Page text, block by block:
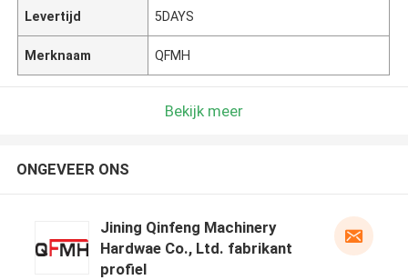
Levertijd 5DAYS
Merknaam QFMH
Bekijk meer
ONGEVEER ONS
Jining Qinfeng Machinery
Hardwae Co., Ltd. fabrikant
profiel